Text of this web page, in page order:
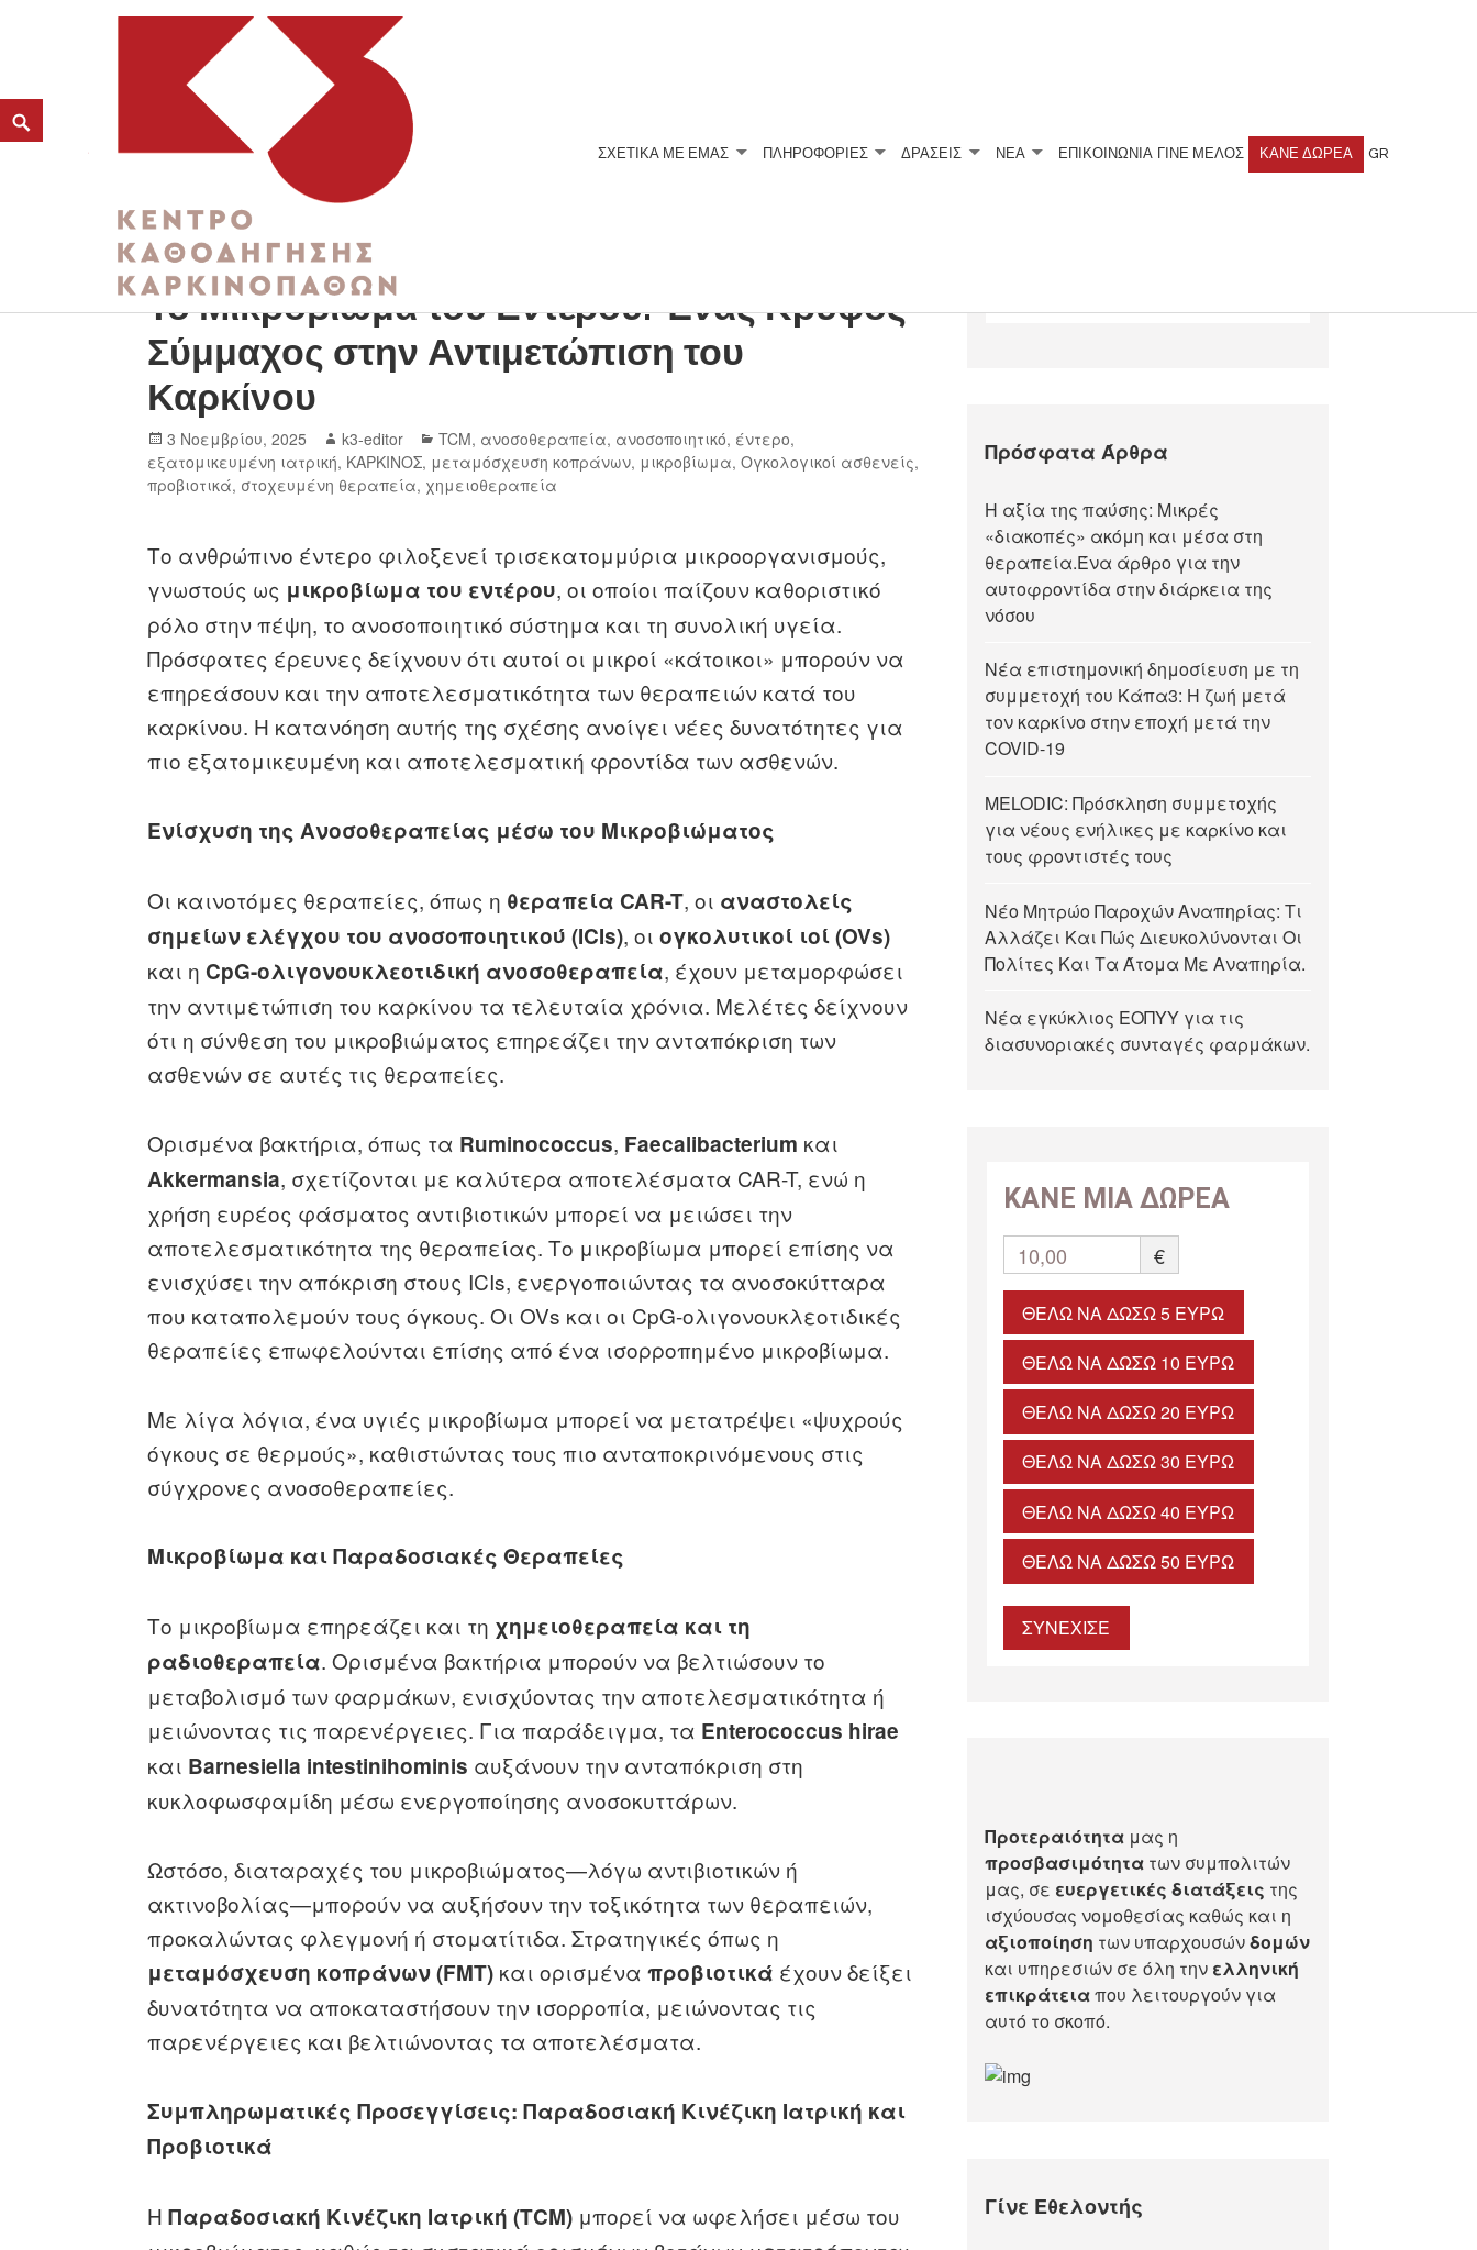
K3
ΚΕΝΤΡΟ ΚΑΘΟΔΗΓΗΣΗΣ ΚΑΡΚΙΝΟΠΑΘΩΝ
ΣΧΕΤΙΚΆ ΜΕ ΕΜΆΣ ΠΛΗΡΟΦΟΡΙΕΣ ΔΡΑΣΕΙΣ ΝΕΑ ΕΠΙΚΟΙΝΩΝΙΑ ΓΊΝΕ ΜΈΛΟΣ ΚΆΝΕ ΔΩΡΕΆ GR
Το Μικροβίωμα του Εντέρου: Ένας Κρυφός
Σύμμαχος στην Αντιμετώπιση του
Καρκίνου
3 Νοεμβρίου, 2025 k3-editor TCM, ανοσοθεραπεία, ανοσοποιητικό, έντερο,
εξατομικευμένη ιατρική, ΚΑΡΚΙΝΟΣ, μεταμόσχευση κοπράνων, μικροβίωμα,Ογκολογικοί ασθενείς,
προβιοτικά, στοχευμένη θεραπεία, χημειοθεραπεία
Το ανθρώπινο έντερο φιλοξενεί τρισεκατομμύρια μικροοργανισμούς,
γνωστούς ως μικροβίωμα του εντέρου, οι οποίοι παίζουν καθοριστικό
ρόλο στην πέψη, το ανοσοποιητικό σύστημα και τη συνολική υγεία.
Πρόσφατες έρευνες δείχνουν ότι αυτοί οι μικροί «κάτοικοι» μπορούν να
επηρεάσουν και την αποτελεσματικότητα των θεραπειών κατά του
καρκίνου. Η κατανόηση αυτής της σχέσης ανοίγει νέες δυνατότητες για
πιο εξατομικευμένη και αποτελεσματική φροντίδα των ασθενών.
Ενίσχυση της Ανοσοθεραπείας μέσω του Μικροβιώματος
Οι καινοτόμες θεραπείες, όπως η θεραπεία CAR-T, οι αναστολείς
σημείων ελέγχου του ανοσοποιητικού (ICIs), οιογκολυτικοί ιοί (OVs)
και η CpG-ολιγονουκλεοτιδική ανοσοθεραπεία, έχουν μεταμορφώσει
την αντιμετώπιση του καρκίνου τα τελευταία χρόνια. Μελέτες δείχνουν
ότι η σύνθεση του μικροβιώματος επηρεάζει την ανταπόκριση των
ασθενών σε αυτές τις θεραπείες.
Ορισμένα βακτήρια, όπως τα Ruminococcus, Faecalibacterium και
Akkermansia, σχετίζονται με καλύτερα αποτελέσματα CAR-T, ενώ η
χρήση ευρέος φάσματος αντιβιοτικών μπορεί να μειώσει την
αποτελεσματικότητα της θεραπείας. Το μικροβίωμα μπορεί επίσης να
ενισχύσει την απόκριση στους ICIs, ενεργοποιώντας τα ανοσοκύτταρα
που καταπολεμούν τους όγκους. Οι OVs και οι CpG-ολιγονουκλεοτιδικές
θεραπείες επωφελούνται επίσης από ένα ισορροπημένο μικροβίωμα.
Με λίγα λόγια, ένα υγιές μικροβίωμα μπορεί να μετατρέψει «ψυχρούς
όγκους σε θερμούς», καθιστώντας τους πιο ανταποκρινόμενους στις
σύγχρονες ανοσοθεραπείες.
Μικροβίωμα και Παραδοσιακές Θεραπείες
Το μικροβίωμα επηρεάζει και τη χημειοθεραπεία και τη
ραδιοθεραπεία. Ορισμένα βακτήρια μπορούν να βελτιώσουν το
μεταβολισμό των φαρμάκων, ενισχύοντας την αποτελεσματικότητα ή
μειώνοντας τις παρενέργειες. Για παράδειγμα, τα Enterococcus hirae
και Barnesiella intestinihominis αυξάνουν την ανταπόκριση στη
κυκλοφωσφαμίδη μέσω ενεργοποίησης ανοσοκυττάρων.
Ωστόσο, διαταραχές του μικροβιώματος—λόγω αντιβιοτικών ή
ακτινοβολίας—μπορούν να αυξήσουν την τοξικότητα των θεραπειών,
προκαλώντας φλεγμονή ή στοματίτιδα. Στρατηγικές όπως η
μεταμόσχευση κοπράνων (FMT) και ορισμέναπροβιοτικά έχουν δείξει
δυνατότητα να αποκαταστήσουν την ισορροπία, μειώνοντας τις
παρενέργειες και βελτιώνοντας τα αποτελέσματα.
Συμπληρωματικές Προσεγγίσεις: Παραδοσιακή Κινέζικη Ιατρική και
Προβιοτικά
ΗΠαραδοσιακή Κινέζικη Ιατρική (TCM) μπορεί να ωφελήσει μέσω του
Πρόσφατα Άρθρα
Η αξία της παύσης: Μικρές
«διακοπές» ακόμη και μέσα στη
θεραπεία.Ένα άρθρο για την
αυτοφροντίδα στην διάρκεια της
νόσου
Νέα επιστημονική δημοσίευση με τη
συμμετοχή του Κάπα3: Η ζωή μετά
τον καρκίνο στην εποχή μετά την
COVID-19
MELODIC: Πρόσκληση συμμετοχής
για νέους ενήλικες με καρκίνο και
τους φροντιστές τους
Νέο Μητρώο Παροχών Αναπηρίας: Τι
Αλλάζει Και Πώς Διευκολύνονται Οι
Πολίτες Και Τα Άτομα Με Αναπηρία.
Νέα εγκύκλιος ΕΟΠΥΥ για τις
διασυνοριακές συνταγές φαρμάκων.
ΚΑΝΕ ΜΙΑ ΔΩΡΕΑ
10,00 €
ΘΈΛΩ ΝΑ ΔΏΣΩ 5 ΕΥΡΏ
ΘΈΛΩ ΝΑ ΔΏΣΩ 10 ΕΥΡΏ
ΘΈΛΩ ΝΑ ΔΏΣΩ 20 ΕΥΡΏ
ΘΈΛΩ ΝΑ ΔΏΣΩ 30 ΕΥΡΏ
ΘΈΛΩ ΝΑ ΔΏΣΩ 40 ΕΥΡΏ
ΘΈΛΩ ΝΑ ΔΏΣΩ 50 ΕΥΡΏ
ΣΥΝΕΧΙΣΕ
Προτεραιότητα μας η
προσβασιμότητα των συμπολιτών
μας, σε ευεργετικές διατάξεις της
ισχύουσας νομοθεσίας καθώς και η
αξιοποίηση των υπαρχουσώνδομών
και υπηρεσιών σε όλη την ελληνική
επικράτειαπου λειτουργούν για
αυτό το σκοπό.​
Γίνε Εθελοντής